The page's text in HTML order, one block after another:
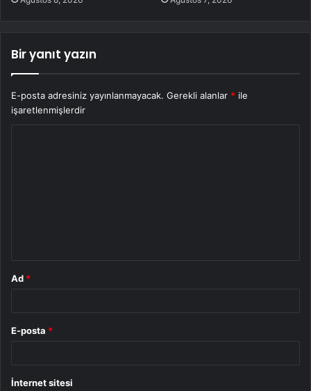
Bir yanıt yazın
E-posta adresiniz yayınlanmayacak. Gerekli alanlar * ile
işaretlenmişlerdir
Ad *
E-posta *
İnternet sitesi